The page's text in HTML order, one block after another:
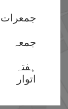
جمعرات
جمعہ
ہفتہ
اتوار